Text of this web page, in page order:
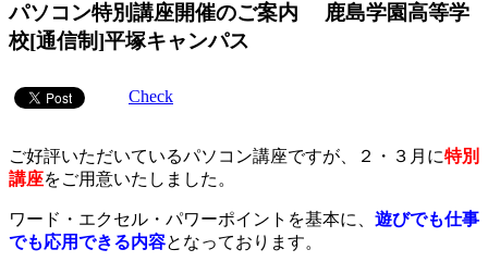
パソコン特別講座開催のご案内 鹿島学園高等学
校[通信制]平塚キャンパス
Check
ご好評いただいているパソコン講座ですが、２・３月に特別
講座をご用意いたしました。
ワード・エクセル・パワーポイントを基本に、 遊びでも仕事
でも応用できる内容となっております。